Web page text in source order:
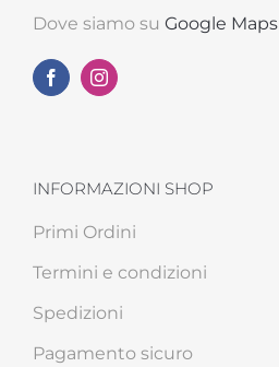
Dove siamo su Google Maps
INFORMAZIONI SHOP
Primi Ordini
Termini e condizioni
Spedizioni
Pagamento sicuro